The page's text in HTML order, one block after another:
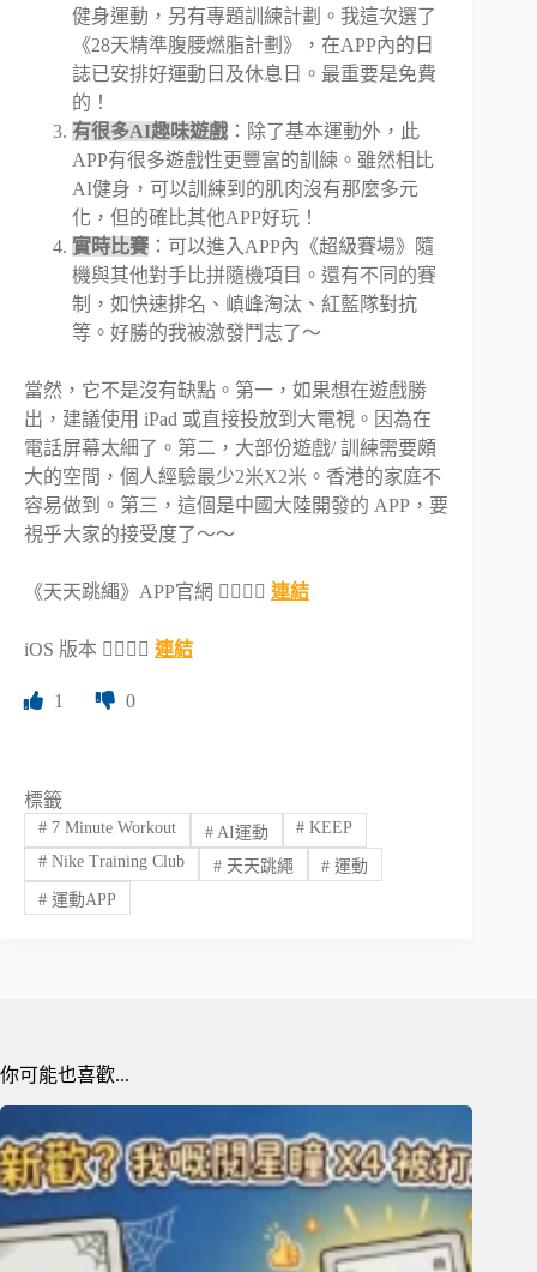
健身運動，另有專題訓練計劃。我這次選了
《28天精準腹腰燃脂計劃》，在APP內的日
誌已安排好運動日及休息日。最重要是免費
的！
有很多AI趣味遊戲 ：除了基本運動外，此
APP有很多遊戲性更豐富的訓練。雖然相比
AI健身，可以訓練到的肌肉沒有那麼多元
化，但的確比其他APP好玩！
實時比賽 ：可以進入APP內《超級賽場》隨
機與其他對手比拼隨機項目。還有不同的賽
制，如快速排名、嵮峰淘汰、紅藍隊對抗
等。好勝的我被激發鬥志了～
當然，它不是沒有缺點。第一，如果想在遊戲勝
出，建議使用 iPad 或直接投放到大電視。因為在
電話屏幕太細了。第二，大部份遊戲/ 訓練需要頗
大的空間，個人經驗最少2米X2米。香港的家庭不
容易做到。第三，這個是中國大陸開發的 APP，要
視乎大家的接受度了～～
《天天跳繩》APP官網 👉🏻👉🏻 連結
iOS 版本 👉🏻👉🏻 連結
1 0
標籤
#7 Minute Workout #AI運動 # KEEP
#Nike Training Club #天天跳繩 # 運動
#運動APP
你可能也喜歡...